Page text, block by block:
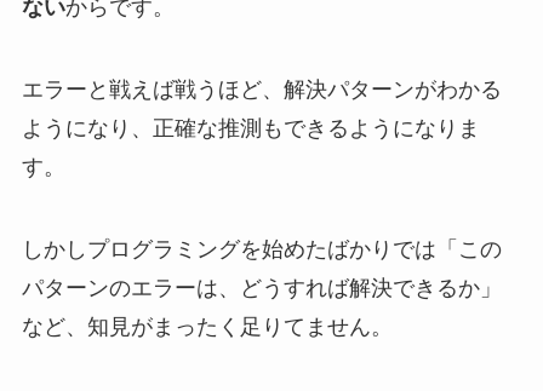
ないからです。
エラーと戦えば戦うほど、解決パターンがわかる
ようになり、正確な推測もできるようになりま
す。
しかしプログラミングを始めたばかりでは「この
パターンのエラーは、どうすれば解決できるか」
など、知見がまったく足りてません。